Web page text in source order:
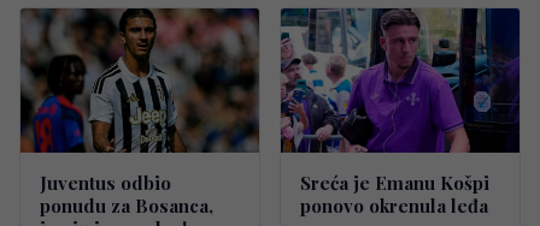
Juventus odbio
ponudu za Bosanca,
Sreća je Emanu Košpi
ponovo okrenula leđa